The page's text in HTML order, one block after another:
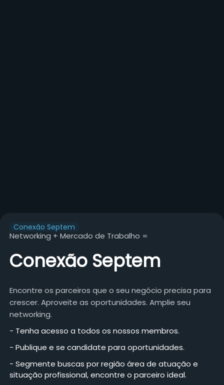
Conexão Septem
Networking + Mercado de Trabalho =
Conexão Septem
Encontre os parceiros que o seu negócio precisa para
crescer. Aproveite as oportunidades. Amplie seu
networking.
- Tenha acesso a todos os nossos membros.
- Publique e se candidate para oportunidades.
- Segmente buscas por região área de atuação e
situação profissional, encontre o parceiro ideal.